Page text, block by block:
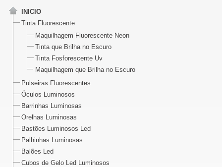
INICIO
Tinta Fluorescente
Maquilhagem Fluorescente Neon
Tinta que Brilha no Escuro
Tinta Fosforescente Uv
Maquilhagem que Brilha no Escuro
Pulseiras Fluorescentes
Óculos Luminosos
Barrinhas Luminosas
Orelhas Luminosas
Bastões Luminosos Led
Palhinhas Luminosas
Balões Led
Cubos de Gelo Led Luminosos